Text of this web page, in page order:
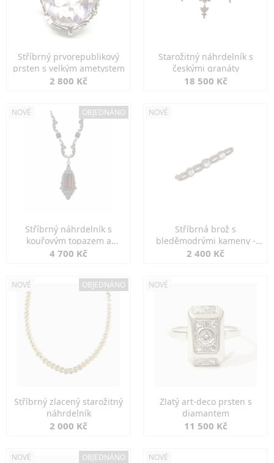
Stříbrný prvorepublikový
prsten s velkým ametystem
2 800 Kč
Starožitný náhrdelník s
českými granáty
18 500 Kč
NOVÉ OBJEDNÁNO
Stříbrný náhrdelník s
kouřovým topazem a
markazity
4 700 Kč
NOVÉ
Stříbrná brož s
bleděmodrými kameny -
jemná elegance
2 400 Kč
NOVÉ OBJEDNÁNO
Stříbrný zlacený starožitný
náhrdelník
2 000 Kč
NOVÉ
Zlatý art-deco prsten s
diamantem
11 500 Kč
NOVÉ OBJEDNÁNO NOVÉ